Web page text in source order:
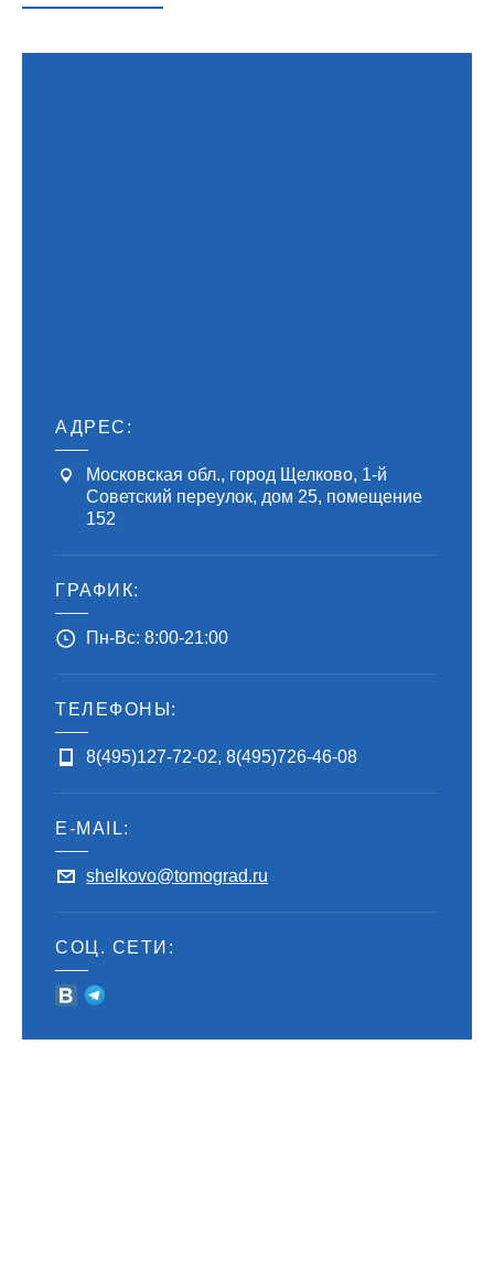
АДРЕС:
Московская обл., город Щелково, 1-й
Советский переулок, дом 25, помещение
152
ГРАФИК:
Пн-Вс: 8:00-21:00
ТЕЛЕФОНЫ:
8(495)127-72-02, 8(495)726-46-08
E-MAIL:
shelkovo@tomograd.ru
СОЦ. СЕТИ: